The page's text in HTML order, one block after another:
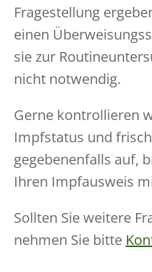
Fragestellung
einen
sie zur
nicht notwendig.
Gerne kontrollieren
Impfstatus und
gegebenenfalls auf,
Ihren Impfausweis
Sollten Sie weitere
nehmen Sie bitte